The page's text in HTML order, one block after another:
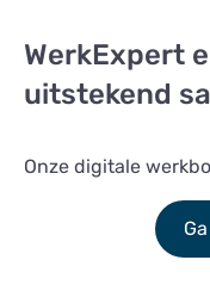
WerkExpert
uitstekend
Onze digitale